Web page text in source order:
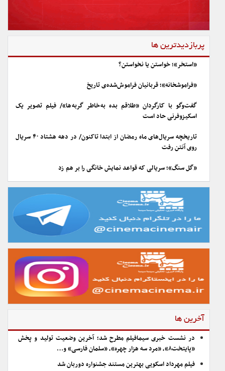
پربازدیدترین ها
«استخر»؛ خواستن یا نخواستن؟
«فراموشخانه»؛ قربانیان فراموش‌شده‌ی تاریخ
گفت‌وگو با کارگردان «طلاقم بده به خاطر گربه ها»/ فیلم تصویر یک
اسکیزوفرنی حاد است
تاریخچه سریال‌های ماه رمضان از ابتدا تاکنون/ در دهه هشتاد ۴۰ سریال
روی آنتن رفت
«گل سنگ»؛ سریالی که قواعد نمایش خانگی را بر هم زد
آخرین ها
در نشست خبری سیمافیلم مطرح شد؛ آخرین وضعیت تولید و پخش
«پایتخت۸»، «مرد سه هزار چهره»، «سلمان فارسی» و…
فیلم مهرداد اسکویی بهترین مستند جشنواره دوربان شد